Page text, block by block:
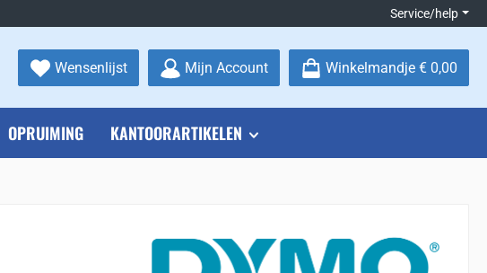
Service/help
WensenlijstJe hebt 0 items op je verlanglijstje
Mijn Account Winkelmandje € 0,00
OPRUIMING KANTOORARTIKELEN